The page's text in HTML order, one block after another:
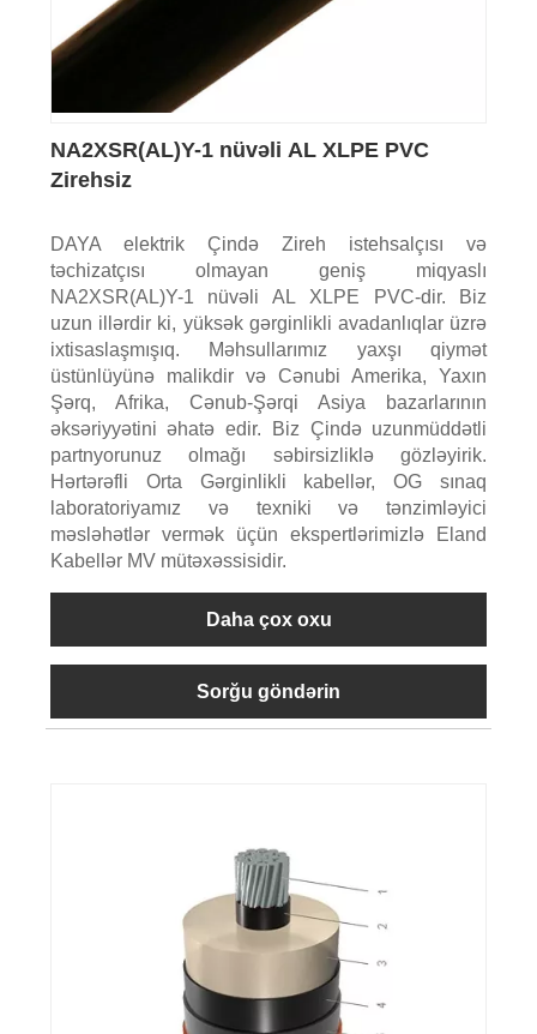
NA2XSR(AL)Y-1 nüvəli AL XLPE PVC
Zirehsiz
DAYA elektrik Çində Zireh istehsalçısı və
təchizatçısı olmayan geniş miqyaslı
NA2XSR(AL)Y-1 nüvəli AL XLPE PVC-dir. Biz
uzun illərdir ki, yüksək gərginlikli avadanlıqlar üzrə
ixtisaslaşmışıq. Məhsullarımız yaxşı qiymət
üstünlüyünə malikdir və Cənubi Amerika, Yaxın
Şərq, Afrika, Cənub-Şərqi Asiya bazarlarının
əksəriyyətini əhatə edir. Biz Çində uzunmüddətli
partnyorunuz olmağı səbirsizliklə gözləyirik.
Hərtərəfli Orta Gərginlikli kabellər, OG sınaq
laboratoriyamız və texniki və tənzimləyici
məsləhətlər vermək üçün ekspertlərimizlə Eland
Kabellər MV mütəxəssisidir.
Daha çox oxu
Sorğu göndərin